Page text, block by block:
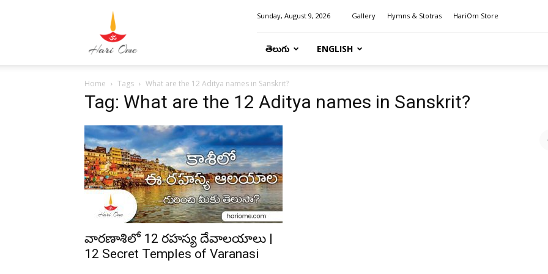
Sunday, August 9, 2026 Gallery Hymns & Stotras HariOm Store
తెలుగు ENGLISH
Home Tags What are the 12 Aditya names in Sanskrit?
Tag: What are the 12 Aditya names in Sanskrit?
వారణాశిలో 12 రహస్య దేవాలయాలు |
12 Secret Temples of Varanasi